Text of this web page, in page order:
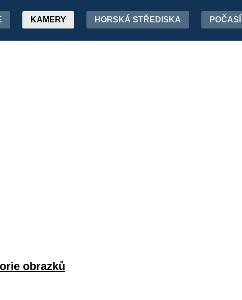
KAMERY HORSKÁ STŘEDISKA POČASÍ
obrazků